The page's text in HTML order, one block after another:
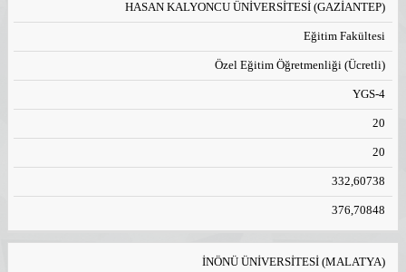
HASAN KALYONCU ÜNİVERSİTESİ (GAZİANTEP)
Eğitim Fakültesi
Özel Eğitim Öğretmenliği (Ücretli)
YGS-4
20
20
332,60738
376,70848
İNÖNÜ ÜNİVERSİTESİ (MALATYA)